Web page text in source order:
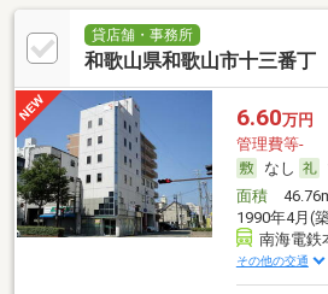
貸店舗・事務所
和歌山県和歌山市十三番丁
6.60万円
管理費等-
なし
面積
1990年4月(
南海電鉄
その他の交通